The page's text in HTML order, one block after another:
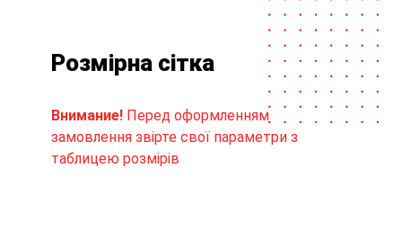
Розмірна сітка
Внимание! Перед оформленням
замовлення звірте свої параметри з
таблицею розмірів